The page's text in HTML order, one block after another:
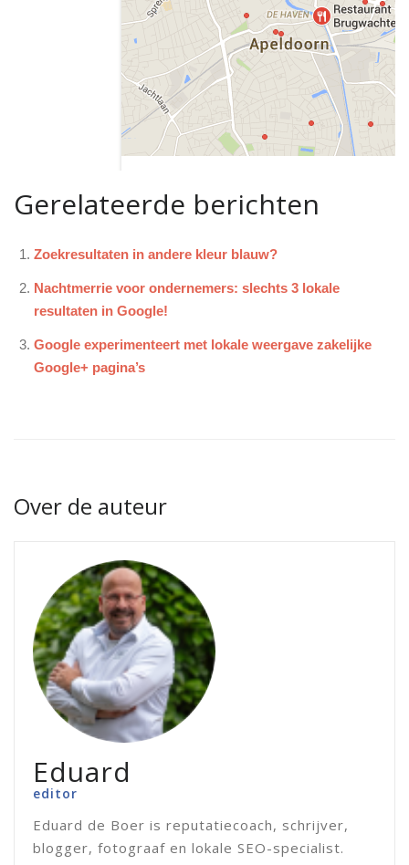
Gerelateerde berichten
Zoekresultaten in andere kleur blauw?
Nachtmerrie voor ondernemers: slechts 3 lokale
resultaten in Google!
Google experimenteert met lokale weergave zakelijke
Google+ pagina’s
Over de auteur
Eduard
editor
Eduard de Boer is reputatiecoach, schrijver,
blogger, fotograaf en lokale SEO-specialist.